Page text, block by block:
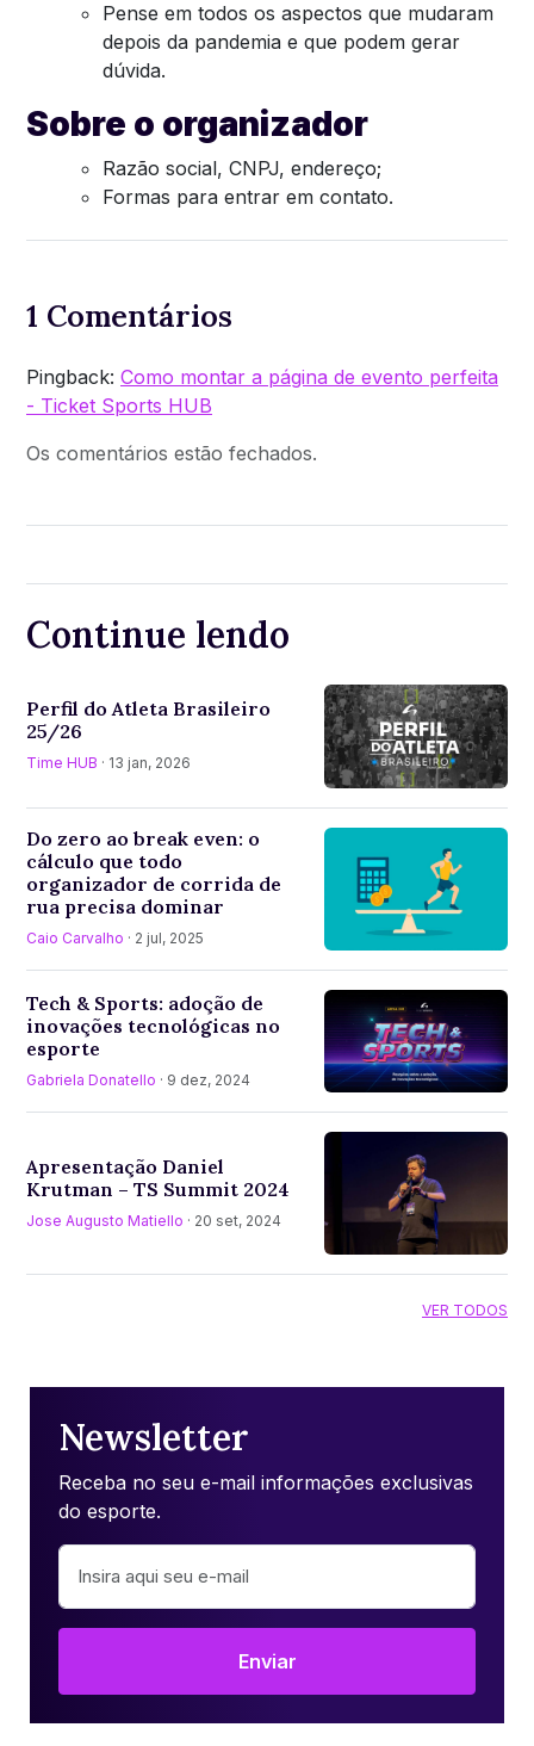
Pense em todos os aspectos que mudaram
depois da pandemia e que podem gerar
dúvida.
Sobre o organizador
Razão social, CNPJ, endereço;
Formas para entrar em contato.
1 Comentários
Pingback: Como montar a página de evento perfeita
- Ticket Sports HUB
Os comentários estão fechados.
Continue lendo
Perfil do Atleta Brasileiro
25/26
Time HUB · 13 jan, 2026
Do zero ao break even: o
cálculo que todo
organizador de corrida de
rua precisa dominar
Caio Carvalho · 2 jul, 2025
Tech & Sports: adoção de
inovações tecnológicas no
esporte
Gabriela Donatello · 9 dez, 2024
Apresentação Daniel
Krutman – TS Summit 2024
Jose Augusto Matiello · 20 set, 2024
VER TODOS
Newsletter
Receba no seu e-mail informações exclusivas
do esporte.
Enviar